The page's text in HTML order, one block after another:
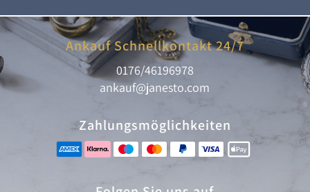
Ankauf Schnellkontakt 24/7
0176/46196978
ankauf@janesto.com
Zahlungsmöglichkeiten